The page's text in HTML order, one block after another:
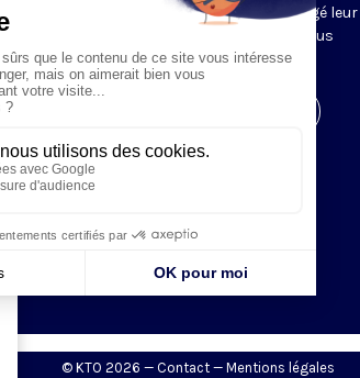
avec Jésus qui a complètement changé leur
vie. Ils nous expliquent comment et nous
font partager leur joie.
© KTO 2026 — Contact — Mentions légales